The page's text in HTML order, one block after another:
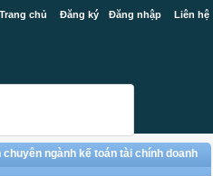
Trang chủ Đăng ký Đăng nhập Liên hệ
ngành kế toán tài chính doanh